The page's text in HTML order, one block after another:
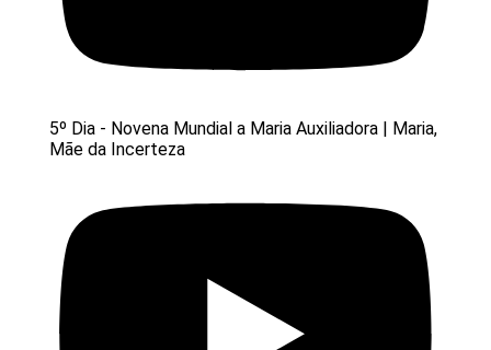
5º Dia - Novena Mundial a Maria Auxiliadora | Maria,
Mãe da Incerteza